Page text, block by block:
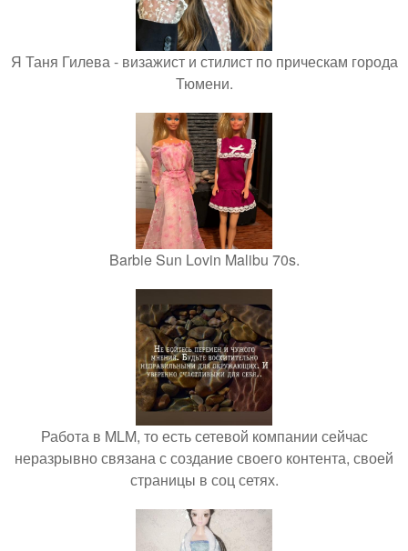
Я Таня Гилева - визажист и стилист по прическам города
Тюмени.
Barbie Sun Lovin Malibu 70s.
Работа в MLM, то есть сетевой компании сейчас
неразрывно связана с создание своего контента, своей
страницы в соц сетях.